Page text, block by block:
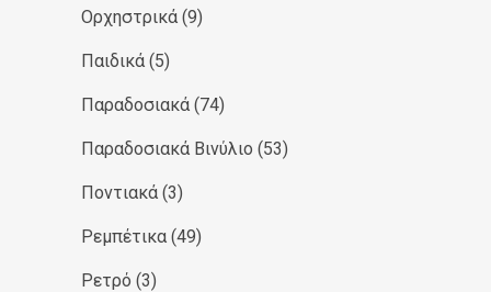
Ορχηστρικά (9)
Παιδικά (5)
Παραδοσιακά (74)
Παραδοσιακά Βινύλιο (53)
Ποντιακά (3)
Ρεμπέτικα (49)
Ρετρό (3)